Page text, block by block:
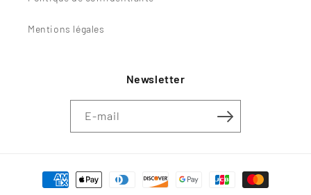
Mentions légales
Newsletter
E-mail
Moyens